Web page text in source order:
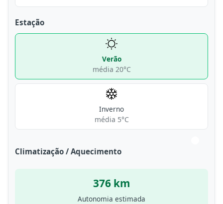
Estação
Verão
média 20°C
Inverno
média 5°C
Climatização / Aquecimento
376 km
Autonomia estimada